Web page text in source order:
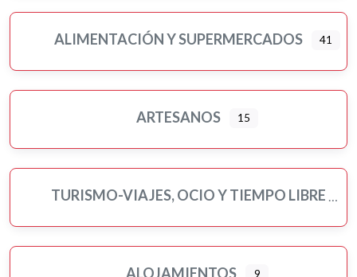
ALIMENTACIÓN Y SUPERMERCADOS 41
ARTESANOS 15
TURISMO-VIAJES, OCIO Y TIEMPO LIBRE
ALOJAMIENTOS 9